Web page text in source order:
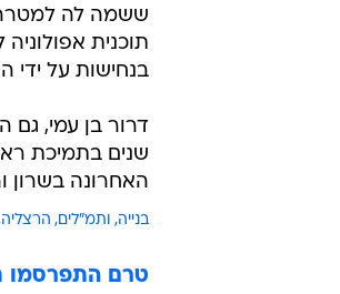
ששמה לה למטרה
תוכנית
בנחישות על ידי
דרור בן עמי,
שנים בתמיכת
האחרונה בשרון
בנייה ותמ"לים הרצליה
טרם התפרסמו